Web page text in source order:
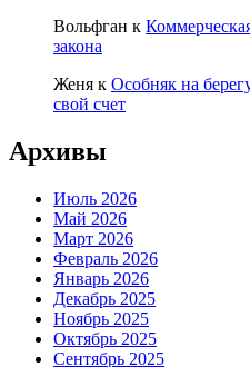
Вольфган к
закона
Женя к Особняк на
свой счет
Архивы
Июль 2026
Май 2026
Март 2026
Февраль 2026
Январь 2026
Декабрь 2025
Ноябрь 2025
Октябрь 2025
Сентябрь 2025